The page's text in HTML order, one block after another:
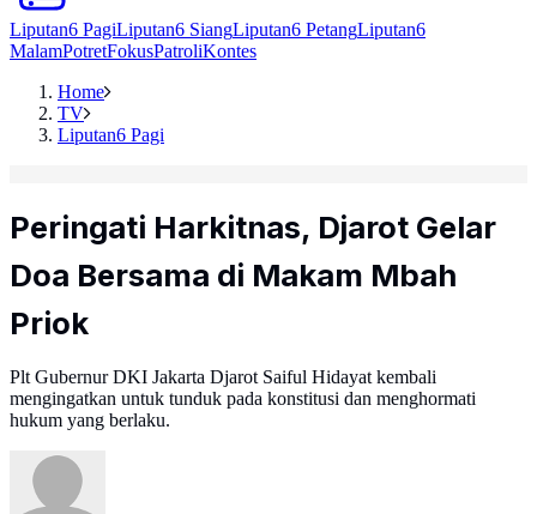
Liputan6 PagiLiputan6 SiangLiputan6 PetangLiputan6
MalamPotretFokusPatroliKontes
Home
TV
Liputan6 Pagi
Peringati Harkitnas, Djarot Gelar
Doa Bersama di Makam Mbah
Priok
Plt Gubernur DKI Jakarta Djarot Saiful Hidayat kembali
mengingatkan untuk tunduk pada konstitusi dan menghormati
hukum yang berlaku.